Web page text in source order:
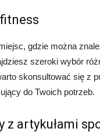
gdzie można
szeroki wybór
skonsultować się z
do Twoich potrzeb.
z artykułami